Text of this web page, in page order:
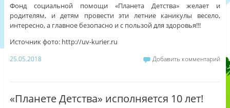
Фонд социальной помощи «Планета Детства» желает и
родителям, и детям провести эти летние каникулы весело,
интересно, а главное безопасно и с пользой для здоровья!!!
Источник фото: http://uv-kurier.ru
25.05.2018 Добавить комментарий
«Планете Детства» исполняется 10 лет!